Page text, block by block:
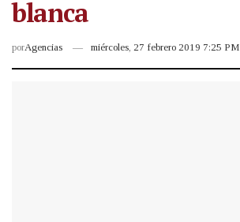
blanca
porAgencias miércoles, 27 febrero 2019 7:25 PM